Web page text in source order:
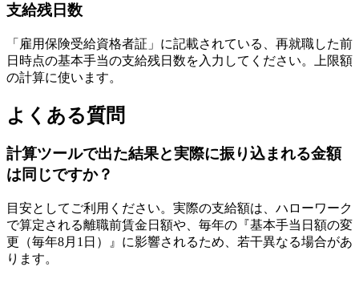
支給残日数
「雇用保険受給資格者証」に記載されている、再就職した前
日時点の基本手当の支給残日数を入力してください。上限額
の計算に使います。
よくある質問
計算ツールで出た結果と実際に振り込まれる金額
は同じですか？
目安としてご利用ください。実際の支給額は、ハローワーク
で算定される離職前賃金日額や、毎年の『基本手当日額の変
更（毎年8月1日）』に影響されるため、若干異なる場合があ
ります。